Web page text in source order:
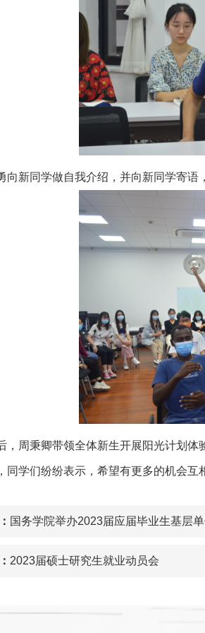
向新同学做自我介绍，并向新同学寄语
，周秉卿带领全体新生开展阳光计划
同学们纷纷表示，希望有更多的机会互
国务学院举办2023届应届毕业生基层
2023届硕士研究生就业动员会